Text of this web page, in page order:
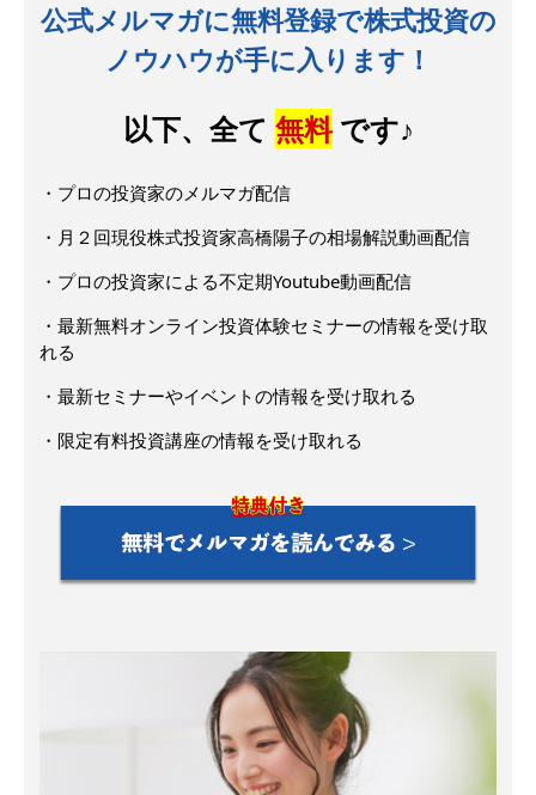
公式メルマガに無料登録で株式投資の
ノウハウが手に入ります！
以下、全て 無料です♪
・プロの投資家のメルマガ配信
・月２回現役株式投資家高橋陽子の相場解説動画配信
・プロの投資家による不定期Youtube動画配信
・最新無料オンライン投資体験セミナーの情報を受け取
れる
・最新セミナーやイベントの情報を受け取れる
・限定有料投資講座の情報を受け取れる